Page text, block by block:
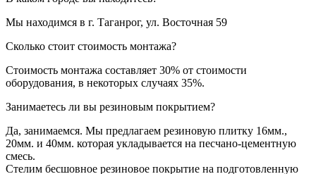
Мы находимся в г. Таганрог, ул. Восточная 59
Сколько стоит стоимость монтажа?
Стоимость монтажа составляет 30% от стоимости
оборудования, в некоторых случаях 35%.
Занимаетесь ли вы резиновым покрытием?
Да, занимаемся. Мы предлагаем резиновую плитку 16мм.,
20мм. и 40мм. которая укладывается на песчано-цементную
смесь.
Стелим бесшовное резиновое покрытие на подготовленную